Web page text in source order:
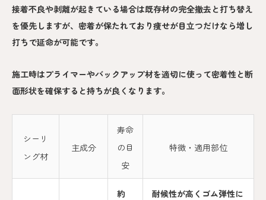
接着不良や剥離が起きている場合は既存材の完全撤去と打ち替え
を優先しますが、密着が保たれており痩せが目立つだけなら増し
打ちで延命が可能です。
施工時はプライマーやバックアップ材を適切に使って密着性と断
面形状を確保すると持ちが良くなります。
シーリ
ング材
主成分
寿命
の目
安
特徴・適用部位
約
耐候性が高くゴム弾性に